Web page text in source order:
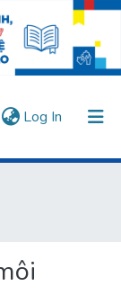
Log In (current)